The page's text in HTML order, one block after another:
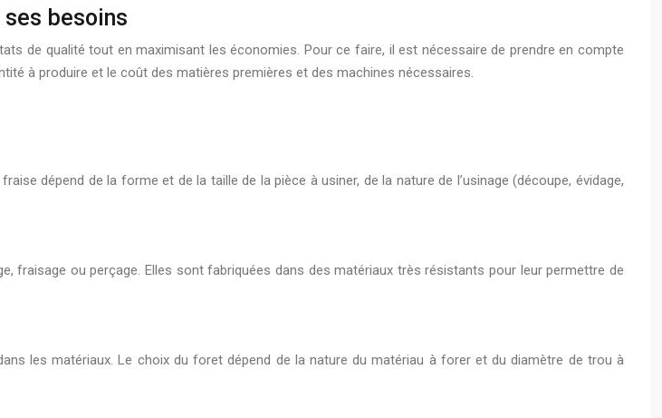
besoins
de qualité tout en maximisant les économies. Pour ce faire, il est nécessaire de prendre en compte
à produire et le coût des matières premières et des machines nécessaires.
dépend de la forme et de la taille de la pièce à usiner, de la nature de l’usinage (découpe, évidage,
fraisage ou perçage. Elles sont fabriquées dans des matériaux très résistants pour leur permettre de
les matériaux. Le choix du foret dépend de la nature du matériau à forer et du diamètre de trou à